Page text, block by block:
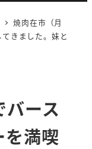
焼肉在市（月
きました。妹と
ース
を満喫